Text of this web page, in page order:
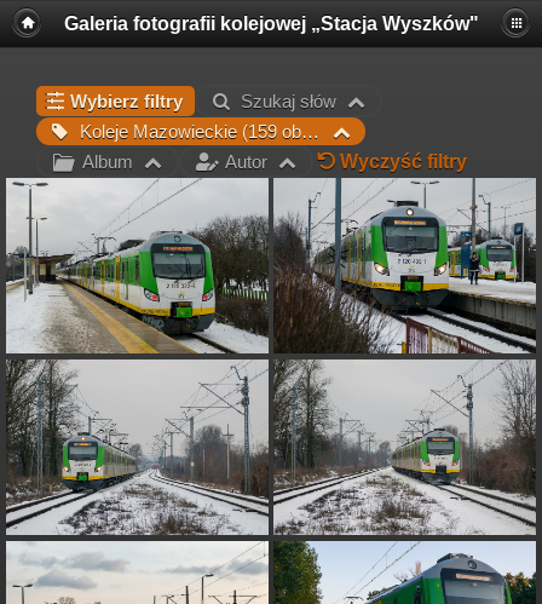
Galeria fotografii kolejowej „Stacja Wyszków"
Wybierz filtry
Szukaj słów
Koleje Mazowieckie (159 obrazów)×
Album
Autor Wyczyść filtry